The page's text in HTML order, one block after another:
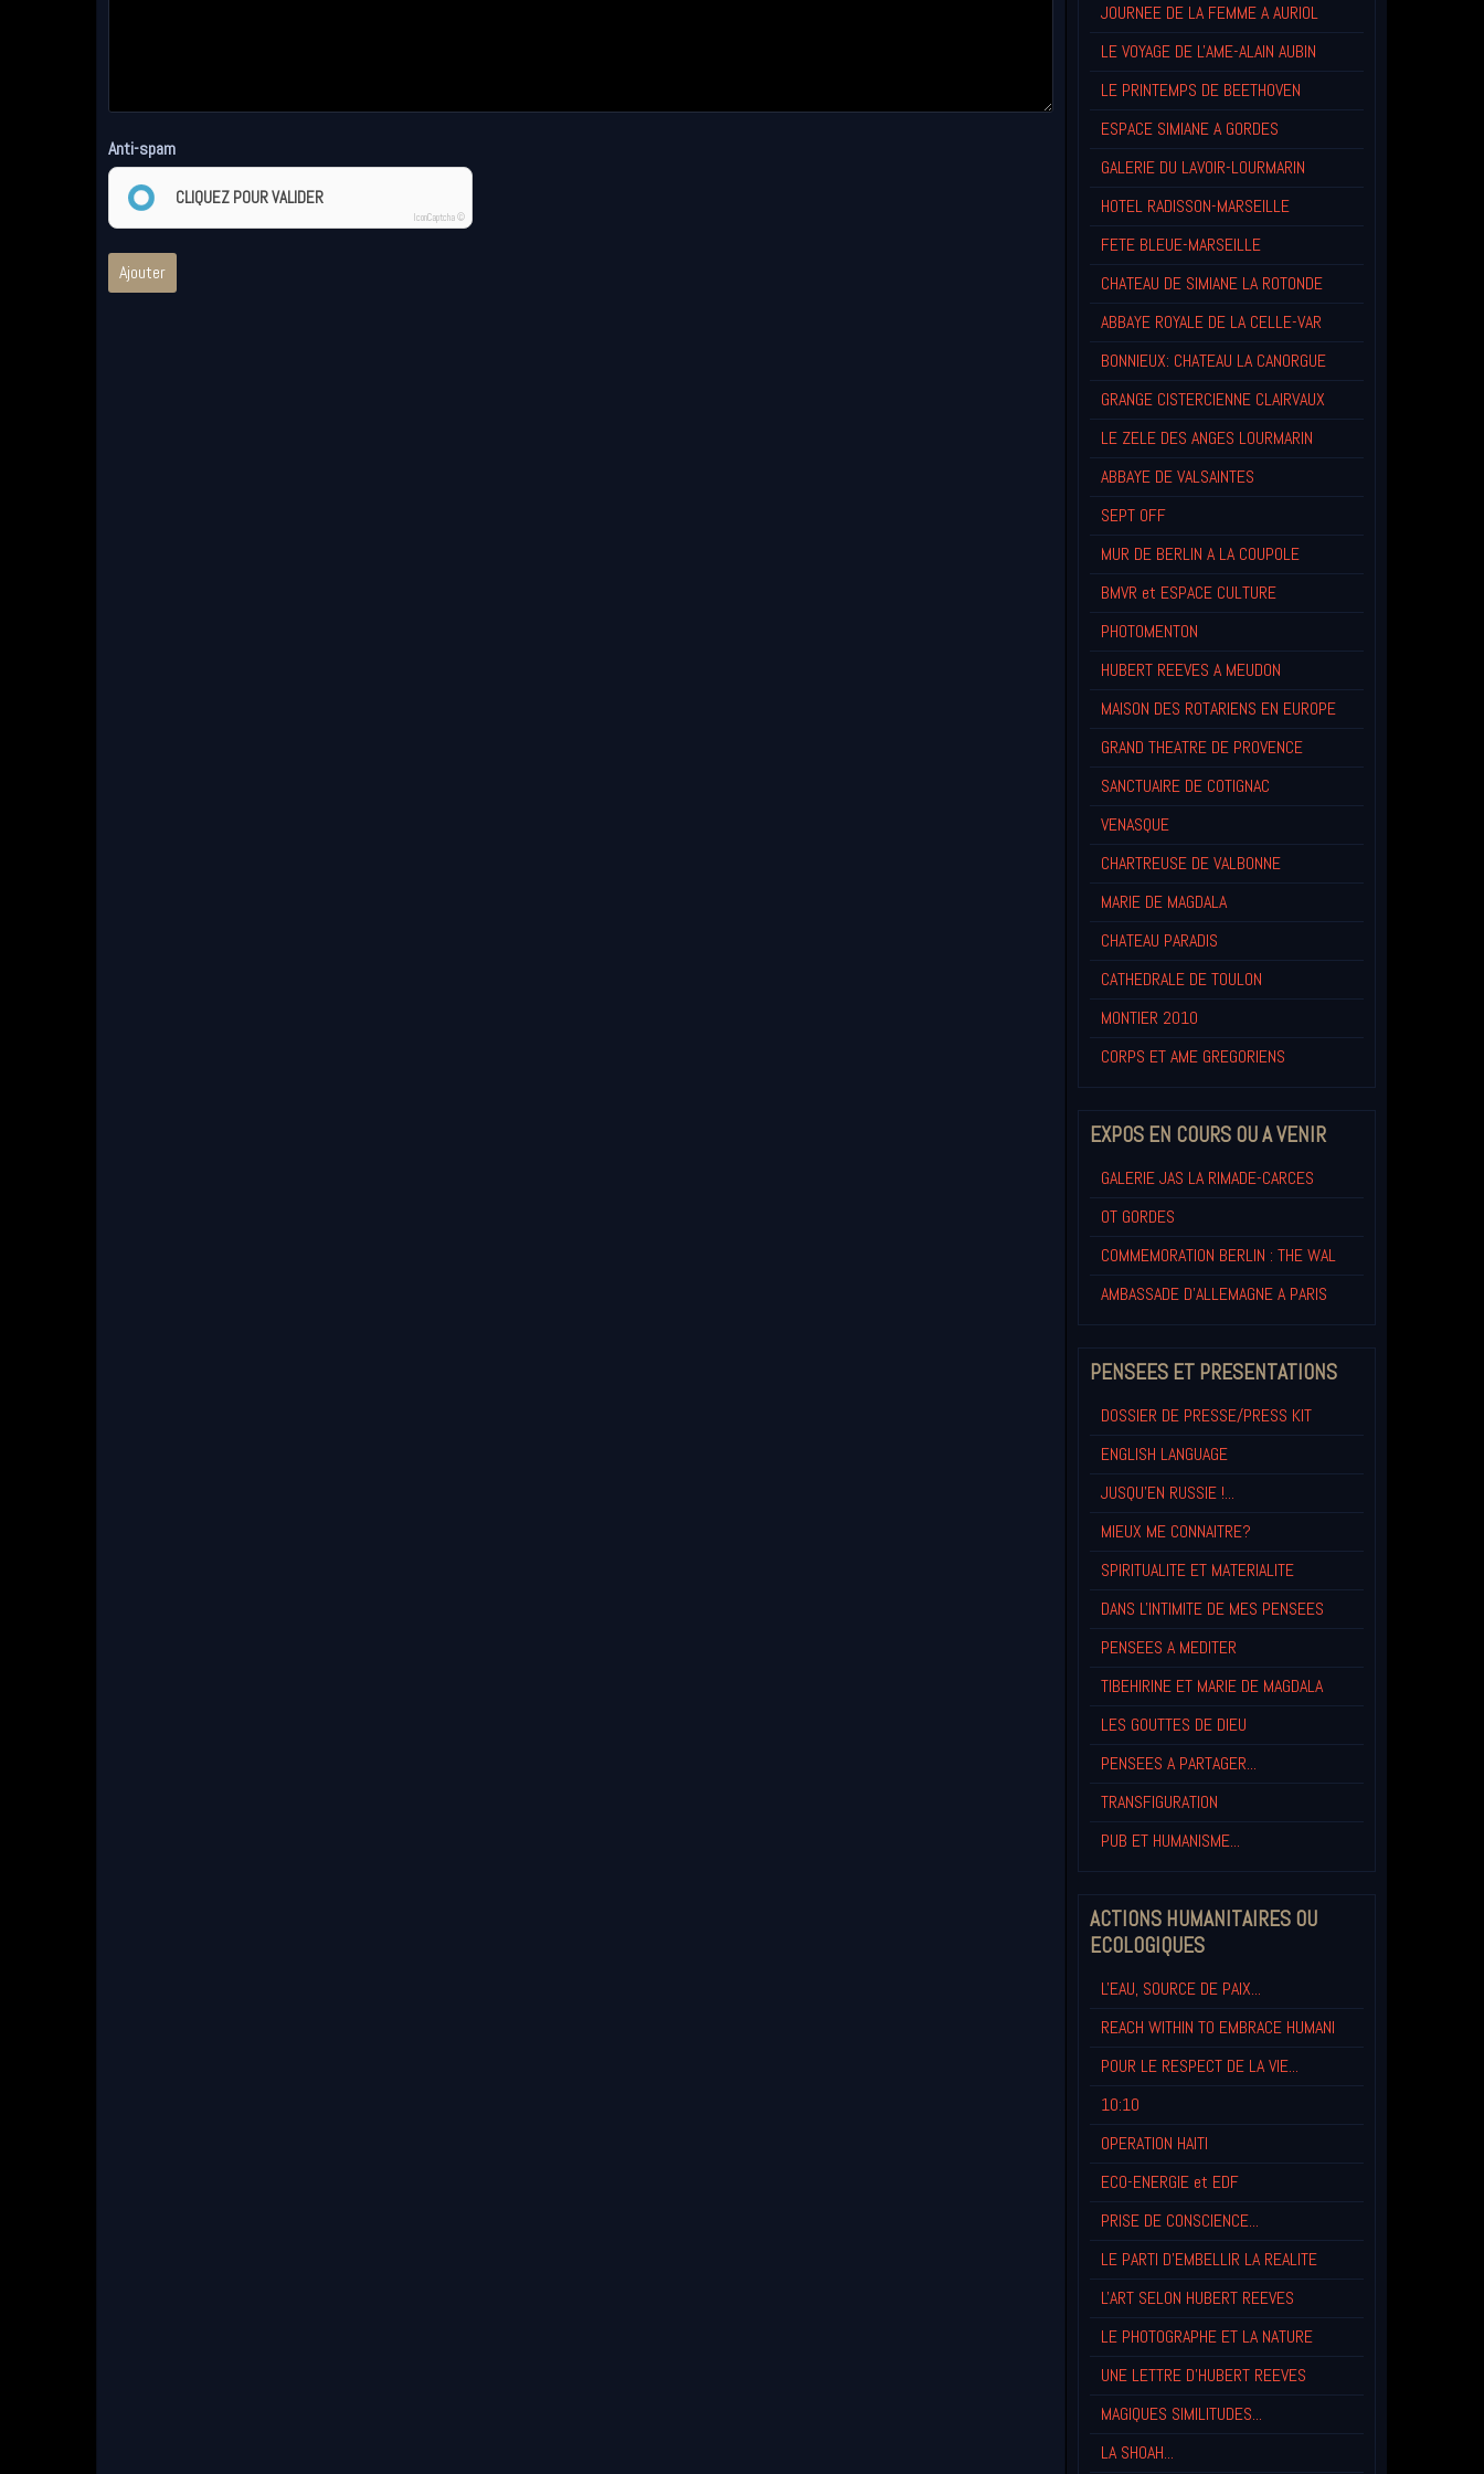
Anti-spam
CLIQUEZ POUR VALIDER
IconCaptcha ©
Ajouter
JOURNEE DE LA FEMME A AURIOL
LE VOYAGE DE L'AME-ALAIN AUBIN
LE PRINTEMPS DE BEETHOVEN
ESPACE SIMIANE A GORDES
GALERIE DU LAVOIR-LOURMARIN
HOTEL RADISSON-MARSEILLE
FETE BLEUE-MARSEILLE
CHATEAU DE SIMIANE LA ROTONDE
ABBAYE ROYALE DE LA CELLE-VAR
BONNIEUX: CHATEAU LA CANORGUE
GRANGE CISTERCIENNE CLAIRVAUX
LE ZELE DES ANGES LOURMARIN
ABBAYE DE VALSAINTES
SEPT OFF
MUR DE BERLIN A LA COUPOLE
BMVR et ESPACE CULTURE
PHOTOMENTON
HUBERT REEVES A MEUDON
MAISON DES ROTARIENS EN EUROPE
GRAND THEATRE DE PROVENCE
SANCTUAIRE DE COTIGNAC
VENASQUE
CHARTREUSE DE VALBONNE
MARIE DE MAGDALA
CHATEAU PARADIS
CATHEDRALE DE TOULON
MONTIER 2010
CORPS ET AME GREGORIENS
EXPOS EN COURS OU A VENIR
GALERIE JAS LA RIMADE-CARCES
OT GORDES
COMMEMORATION BERLIN : THE WAL
AMBASSADE D'ALLEMAGNE A PARIS
PENSEES ET PRESENTATIONS
DOSSIER DE PRESSE/PRESS KIT
ENGLISH LANGUAGE
JUSQU'EN RUSSIE !...
MIEUX ME CONNAITRE?
SPIRITUALITE ET MATERIALITE
DANS L'INTIMITE DE MES PENSEES
PENSEES A MEDITER
TIBEHIRINE ET MARIE DE MAGDALA
LES GOUTTES DE DIEU
PENSEES A PARTAGER...
TRANSFIGURATION
PUB ET HUMANISME...
ACTIONS HUMANITAIRES OU
ECOLOGIQUES
L'EAU, SOURCE DE PAIX...
REACH WITHIN TO EMBRACE HUMANI
POUR LE RESPECT DE LA VIE...
10:10
OPERATION HAITI
ECO-ENERGIE et EDF
PRISE DE CONSCIENCE...
LE PARTI D'EMBELLIR LA REALITE
L'ART SELON HUBERT REEVES
LE PHOTOGRAPHE ET LA NATURE
UNE LETTRE D'HUBERT REEVES
MAGIQUES SIMILITUDES...
LA SHOAH...